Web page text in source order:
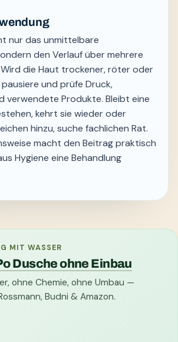
nur das unmittelbare
den Verlauf über mehrere
die Haut trockener, röter oder
und prüfe Druck,
verwendete Produkte. Bleibt eine
kehrt sie wieder oder
hinzu, suche fachlichen Rat.
macht den Beitrag praktisch
Hygiene eine Behandlung
MIT WASSER
Dusche ohne Einbau
ohne Chemie, ohne Umbau —
Budni & Amazon.